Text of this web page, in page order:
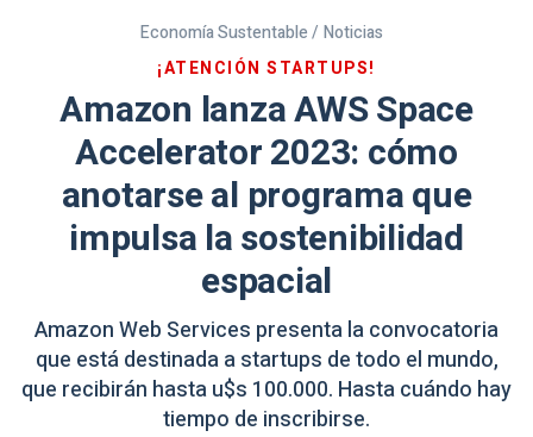
Economía Sustentable / Noticias
¡ATENCIÓN STARTUPS!
Amazon lanza AWS Space
Accelerator 2023: cómo
anotarse al programa que
impulsa la sostenibilidad
espacial
Amazon Web Services presenta la convocatoria
que está destinada a startups de todo el mundo,
que recibirán hasta u$s 100.000. Hasta cuándo hay
tiempo de inscribirse.